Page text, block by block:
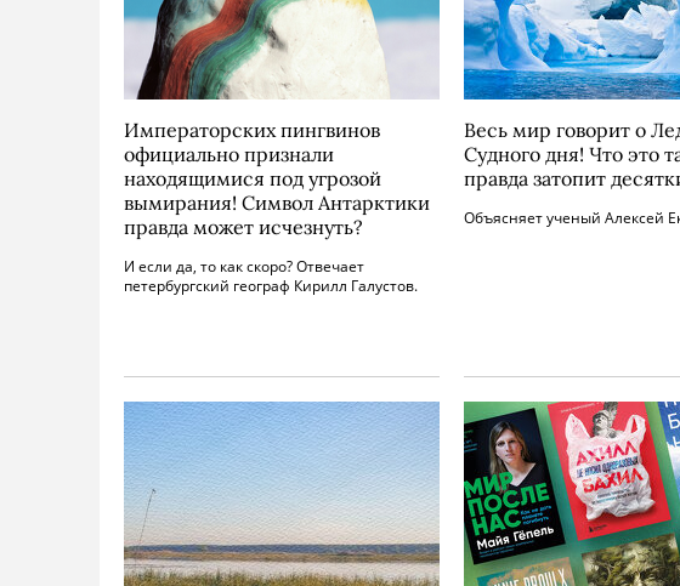
Императорских пингвинов
официально признали
находящимися под угрозой
вымирания! Символ Антарктики
правда может исчезнуть?
И если да, то как скоро? Отвечает
петербургский географ Кирилл Галустов.
Весь мир говорит о
Судного дня! Что это
правда затопит
Объясняет ученый Алексей